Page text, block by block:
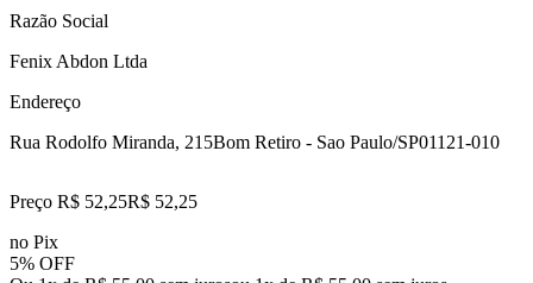
Razão Social
Fenix Abdon Ltda
Endereço
Rua Rodolfo Miranda, 215Bom Retiro - Sao Paulo/SP01121-010
Preço R$ 52,25R$ 52,25
no Pix
5% OFF